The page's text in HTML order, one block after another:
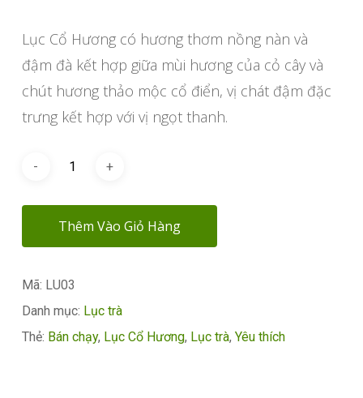
Lục Cổ Hương có hương thơm nồng nàn và
đậm đà kết hợp giữa mùi hương của cỏ cây và
chút hương thảo mộc cổ điển, vị chát đậm đặc
trưng kết hợp với vị ngọt thanh.
Thêm Vào Giỏ Hàng
Mã: LU03
Danh mục: Lục trà
Thẻ: Bán chạy, Lục Cổ Hương, Lục trà, Yêu thích